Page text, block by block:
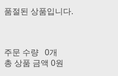
품절된 상품입니다.
주문 수량
0개
총 상품 금액 0원